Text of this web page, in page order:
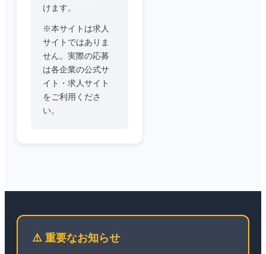
けます。
※本サイトは求人
サイトではありま
せん。実際の応募
は各企業の公式サ
イト・求人サイト
をご利用くださ
い。
⚠️ 重要なお知らせ